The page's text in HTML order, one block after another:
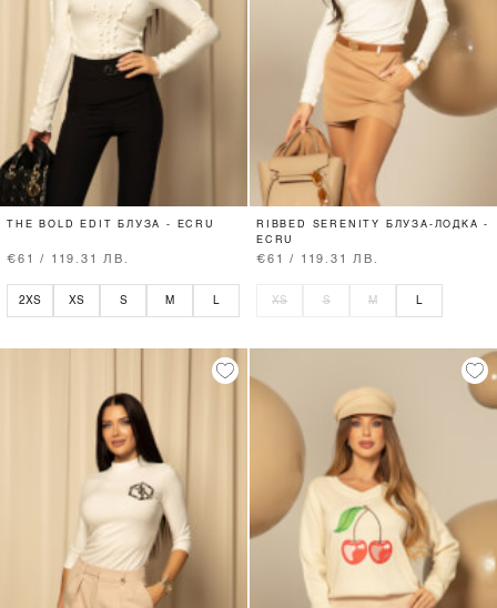
THE BOLD EDIT БЛУЗА - ECRU
€61 / 119.31 ЛВ.
2XS XS S M L
RIBBED SERENITY БЛУЗА-ЛОДКА -
ECRU
€61 / 119.31 ЛВ.
XS S M L